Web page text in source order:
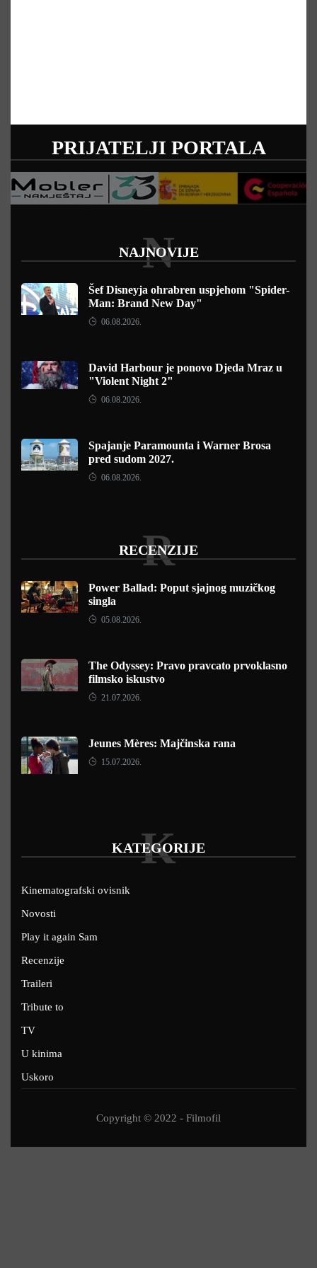
PRIJATELJI PORTALA
NAJNOVIJE
N
Šef Disneyja ohrabren uspjehom "Spider-
Man: Brand New Day"
06.08.2026.
David Harbour je ponovo Djeda Mraz u
"Violent Night 2"
06.08.2026.
Spajanje Paramounta i Warner Brosa
pred sudom 2027.
06.08.2026.
RECENZIJE
R
Power Ballad: Poput sjajnog muzičkog
singla
05.08.2026.
The Odyssey: Pravo pravcato prvoklasno
filmsko iskustvo
21.07.2026.
Jeunes Mères: Majčinska rana
15.07.2026.
KATEGORIJE
K
Kinematografski ovisnik
Novosti
Play it again Sam
Recenzije
Traileri
Tribute to
TV
U kinima
Uskoro
Copyright © 2022 - Filmofil